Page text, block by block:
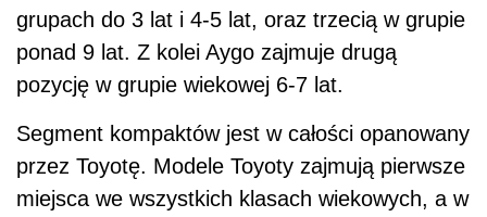
grupach do 3 lat i 4-5 lat, oraz trzecią w grupie
ponad 9 lat. Z kolei Aygo zajmuje drugą
pozycję w grupie wiekowej 6-7 lat.
Segment kompaktów jest w całości opanowany
przez Toyotę. Modele Toyoty zajmują pierwsze
miejsca we wszystkich klasach wiekowych, a w